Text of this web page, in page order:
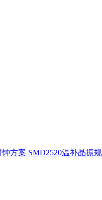
钟方案 SMD2520温补晶振